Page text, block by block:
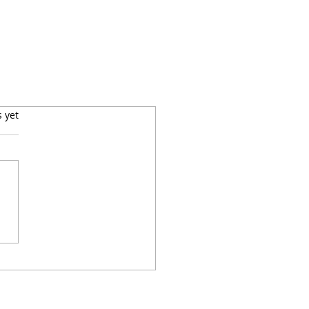
yet